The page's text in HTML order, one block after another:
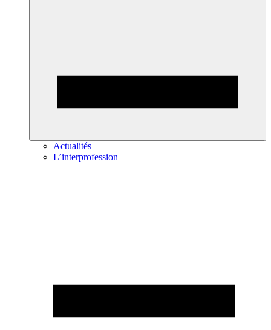
Actualités
L’interprofession